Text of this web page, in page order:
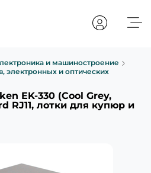
и машиностроение
электронных и оптических
EK-330 (Cool Grey,
RJ11, лотки для купюр и